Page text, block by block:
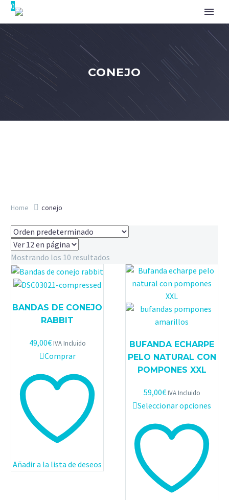
0
CONEJO
Home conejo
Mostrando los 10 resultados
BANDAS DE CONEJO
RABBIT
49,00€ IVA Incluido
Comprar
Añadir a la lista de deseos
BUFANDA ECHARPE
PELO NATURAL CON
POMPONES XXL
59,00€ IVA Incluido
Seleccionar opciones